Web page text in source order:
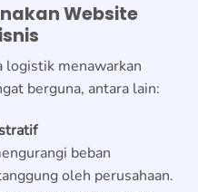
Website
logistik menawarkan
berguna, antara lain:
beban
oleh perusahaan.